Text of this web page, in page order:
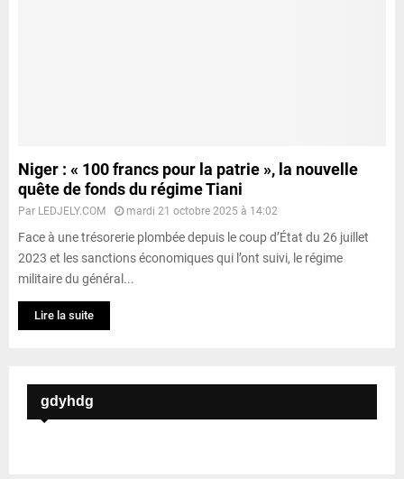
Niger : « 100 francs pour la patrie », la nouvelle
quête de fonds du régime Tiani
Par LEDJELY.COM mardi 21 octobre 2025 à 14:02
Face à une trésorerie plombée depuis le coup d’État du 26 juillet
2023 et les sanctions économiques qui l’ont suivi, le régime
militaire du général...
Lire la suite
gdyhdg